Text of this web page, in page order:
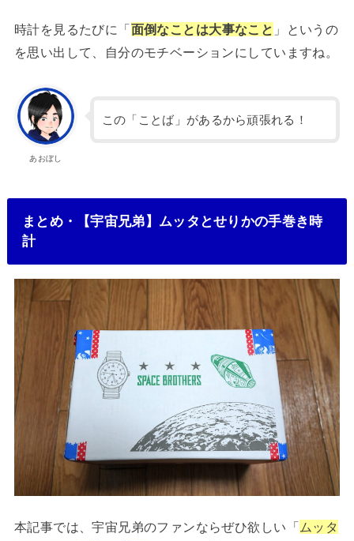
時計を見るたびに「面倒なことは大事なこと 」というの
を思い出して、自分のモチベーションにしていますね。
あおぼし
この「ことば」があるから頑張れる！
まとめ・【宇宙兄弟】ムッタとせりかの手巻き時
計
本記事では、宇宙兄弟のファンならぜひ欲しい「 ムッタ